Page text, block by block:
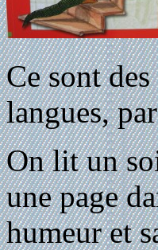
Ce sont
langues,
On lit un
une page
humeur et